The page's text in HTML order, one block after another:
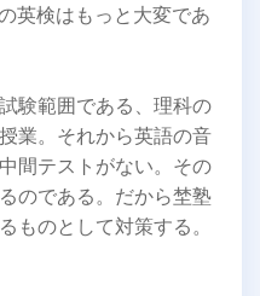
英検はもっと大変であ
験範囲である、理科の
業。それから英語の音
間テストがない。その
のである。だから埜塾
ものとして対策する。